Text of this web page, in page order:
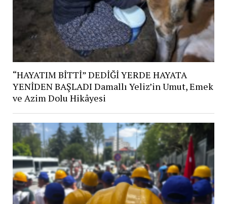
“HAYATIM BİTTİ” DEDİĞİ YERDE HAYATA
YENİDEN BAŞLADI Damallı Yeliz’in Umut, Emek
ve Azim Dolu Hikâyesi